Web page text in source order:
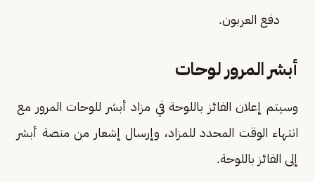
دفع العربون.
أبشر المرور لوحات
وسيتم إعلان الفائز باللوحة في مزاد أبشر للوحات المرور مع
انتهاء الوقت المحدد للمزاد، وإرسال إشعار من منصة أبشر
إلى الفائز باللوحة.